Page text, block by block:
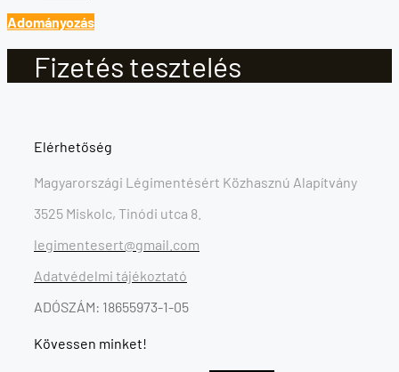
Adományozás
Fizetés tesztelés
Elérhetőség
Magyarországi Légimentésért Közhasznú Alapítvány
3525 Miskolc, Tinódi utca 8.
legimentesert@gmail.com
Adatvédelmi tájékoztató
ADÓSZÁM: 18655973-1-05
Kövessen minket!